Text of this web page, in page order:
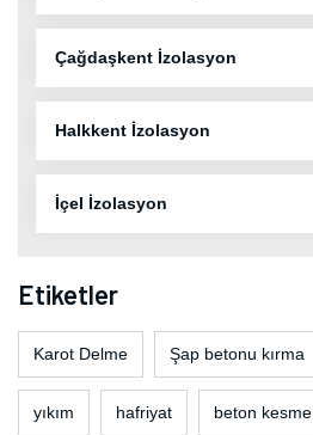
Çağdaşkent İzolasyon
Halkkent İzolasyon
İçel İzolasyon
Etiketler
Karot Delme Şap betonu kırma
yıkım hafriyat beton kesme